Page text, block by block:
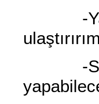
-
-